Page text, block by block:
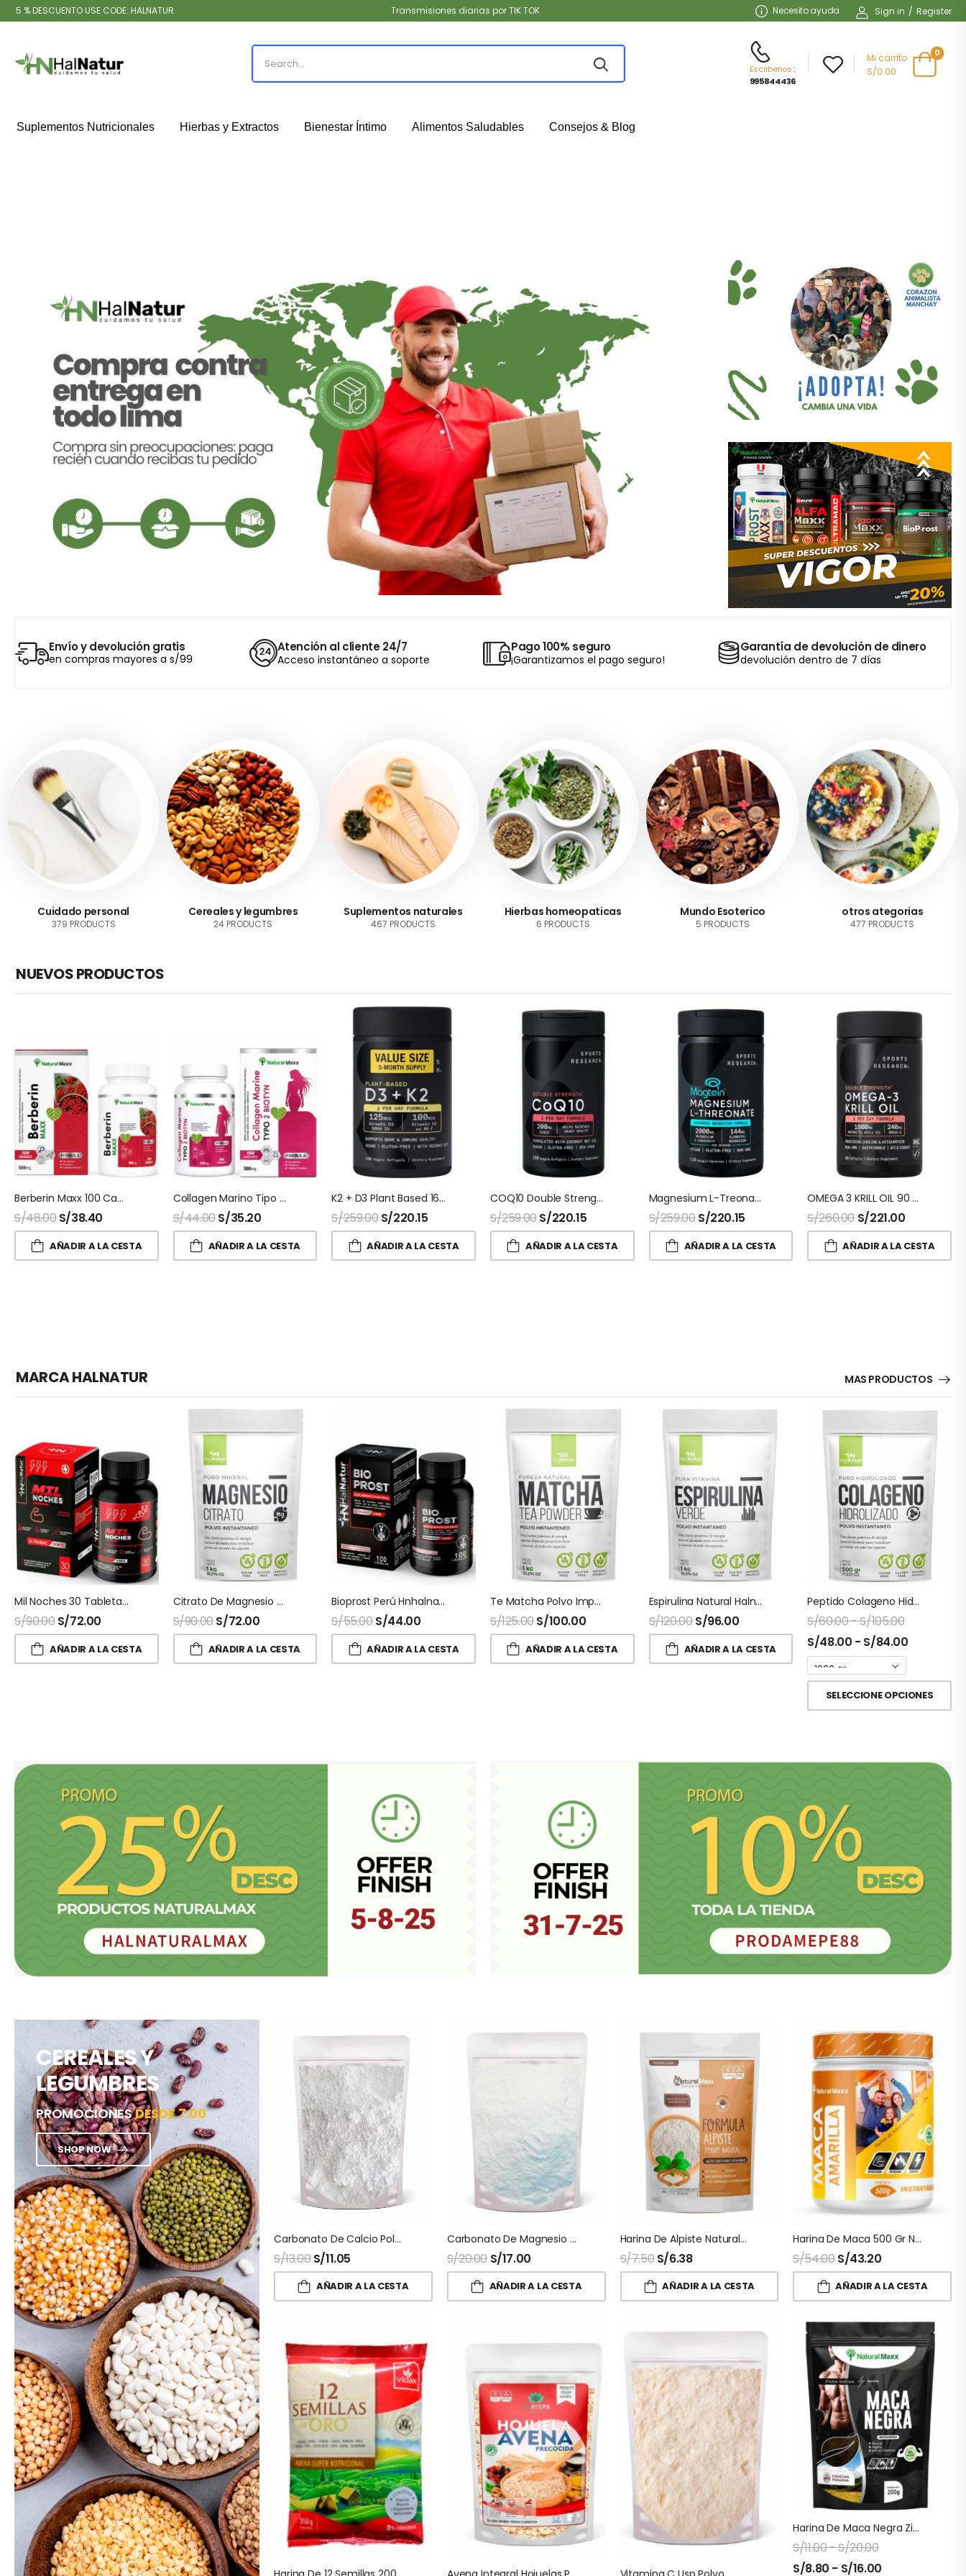
5 % DESCUENTO USE CODE: HALNATUR Transmisiones diarias por TIK TOK Necesito ayuda Sign in / Register
Escribenos:
995844436
Mi carrito
S/0.00
0
Suplementos Nutricionales Hierbas y Extractos Bienestar Íntimo Alimentos Saludables Consejos & Blog
Envío y devolución gratis
en compras mayores a s/99
Atención al cliente 24/7
Acceso instantáneo a soporte
Pago 100% seguro
¡Garantizamos el pago seguro!
Garantía de devolución de dinero
devolución dentro de 7 días
Cuidado personal
379 PRODUCTS
Cereales y legumbres
24 PRODUCTS
Suplementos naturales
467 PRODUCTS
Hierbas homeopaticas
6 PRODUCTS
Mundo Esoterico
5 PRODUCTS
otros ategorias
477 PRODUCTS
NUEVOS PRODUCTOS
Berberin Maxx 100 Capsulas Naturalmaxx
S/48.00 S/38.40
AÑADIR A LA CESTA
Collagen Marino Tipo 2 + Biotina 100 Capsulas Naturalmaxx
S/44.00S/35.20
AÑADIR A LA CESTA
K2 + D3 Plant Based 160 Softgel Sport Research
S/259.00 S/220.15
AÑADIR A LA CESTA
COQ10 Double Strength 150 Capsulas Sport Research
S/259.00S/220.15
AÑADIR A LA CESTA
Magnesium L-Treonato 135 Capsulas Sport Research
S/259.00S/220.15
AÑADIR A LA CESTA
OMEGA 3 KRILL OIL 90 Capsulas Sport Research
S/260.00 S/221.00
AÑADIR A LA CESTA
MARCA HALNATUR MAS PRODUCTOS
Mil Noches 30 Tabletas HNhalnatur
S/90.00 S/72.00
AÑADIR A LA CESTA
Citrato De Magnesio Halnatur Doypack
S/90.00S/72.00
AÑADIR A LA CESTA
Bioprost Perú Hnhalnatur 100 Capsulas
S/55.00S/44.00
AÑADIR A LA CESTA
Te Matcha Polvo Importado Halnatur Doypack
S/125.00S/100.00
AÑADIR A LA CESTA
Espirulina Natural Halnatur Doypack
S/120.00S/96.00
AÑADIR A LA CESTA
Peptido Colageno Hidrolizado Puro Halnatur Doypack
S/60.00-S/105.00
S/48.00 - S/84.00
SELECCIONE OPCIONES
CEREALES Y
LEGUMBRES
PROMOCIONESDESDE 7.00
SHOP NOW
Carbonato De Calcio Polvo
S/13.00 S/11.05
AÑADIR A LA CESTA
Carbonato De Magnesio Usp Polvo
S/20.00 S/17.00
AÑADIR A LA CESTA
Harina De Alpiste Naturalmaxx
S/7.50 S/6.38
AÑADIR A LA CESTA
Harina De Maca 500 Gr Naturalmaxx
S/54.00S/43.20
AÑADIR A LA CESTA
Harina De Maca Negra Ziplock Naturalmaxx
S/11.00-S/20.00
S/8.80 - S/16.00